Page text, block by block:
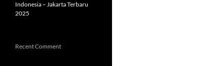
Indonesia – Jakarta Terbaru
2025
Recent Comment